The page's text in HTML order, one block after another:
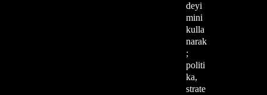
deyi
mini
kulla
narak
;
politi
ka,
strate